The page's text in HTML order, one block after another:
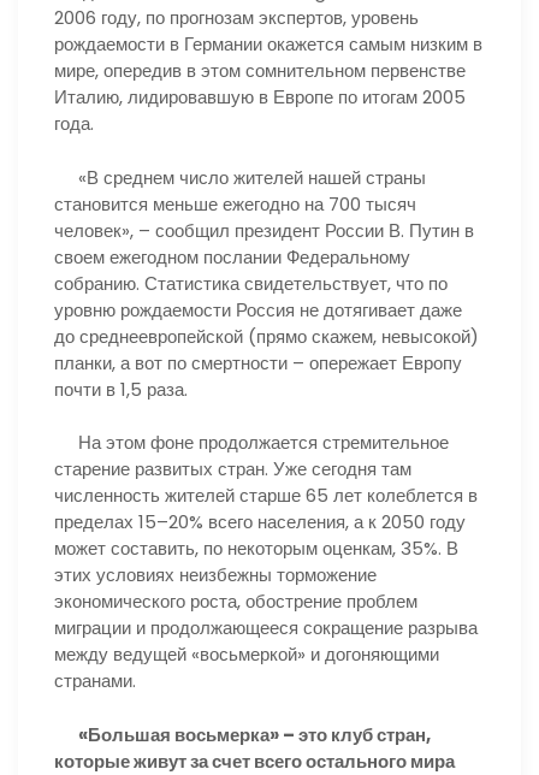
2006 году, по прогнозам экспертов, уровень
рождаемости в Германии окажется самым низким в
мире, опередив в этом сомнительном первенстве
Италию, лидировавшую в Европе по итогам 2005
года.
«В среднем число жителей нашей страны
становится меньше ежегодно на 700 тысяч
человек», – сообщил президент России В. Путин в
своем ежегодном послании Федеральному
собранию. Статистика свидетельствует, что по
уровню рождаемости Россия не дотягивает даже
до среднеевропейской (прямо скажем, невысокой)
планки, а вот по смертности – опережает Европу
почти в 1,5 раза.
На этом фоне продолжается стремительное
старение развитых стран. Уже сегодня там
численность жителей старше 65 лет колеблется в
пределах 15–20% всего населения, а к 2050 году
может составить, по некоторым оценкам, 35%. В
этих условиях неизбежны торможение
экономического роста, обострение проблем
миграции и продолжающееся сокращение разрыва
между ведущей «восьмеркой» и догоняющими
странами.
«Большая восьмерка» – это клуб стран,
которые живут за счет всего остального мира